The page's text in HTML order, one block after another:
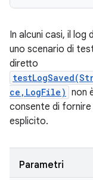
In alcuni casi, il
uno scenario di
diretto
ce,LogFile) non
consente di
esplicito.
Parametri